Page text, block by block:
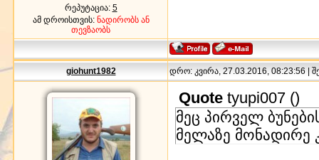
რეპუტაცია: 5
ამ დროისთვის: ნადირობს ან
თევზაობს
giohunt1982 დრო: კვირა, 27.03.2016, 08:23:56 |
Quote tyupi007 ()
მეც პირველ
მელაზე მონადირე